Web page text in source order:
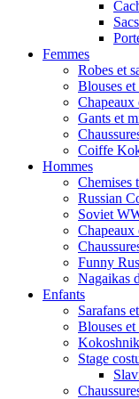
Femmes
Robes et
Blouses
Chapeaux
Gants et
Coiffe
Hommes
Chemises
Russian
Soviet
Chapeaux
Funny
Nagaikas
Enfants
Sarafans
Blouses et
Kokoshnik
Stage